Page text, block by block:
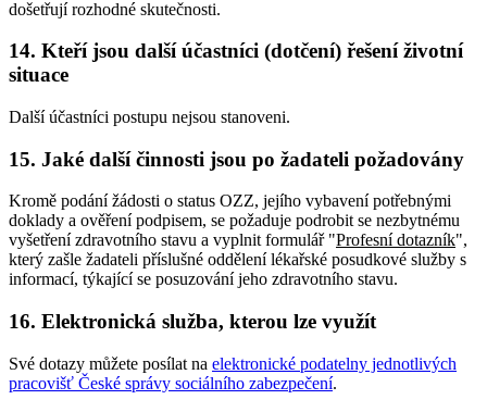
došetřují rozhodné skutečnosti.
14. Kteří jsou další účastníci (dotčení) řešení životní
situace
Další účastníci postupu nejsou stanoveni.
15. Jaké další činnosti jsou po žadateli požadovány
Kromě podání žádosti o status OZZ, jejího vybavení potřebnými
doklady a ověření podpisem, se požaduje podrobit se nezbytnému
vyšetření zdravotního stavu a vyplnit formulář "Profesní dotazník",
který zašle žadateli příslušné oddělení lékařské posudkové služby s
informací, týkající se posuzování jeho zdravotního stavu.
16. Elektronická služba, kterou lze využít
Své dotazy můžete posílat na elektronické podatelny jednotlivých
pracovišť České správy sociálního zabezpečení.